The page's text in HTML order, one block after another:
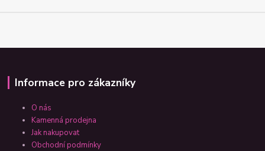
Informace pro zákazníky
O nás
Kamenná prodejna
Jak nakupovat
Obchodní podmínky